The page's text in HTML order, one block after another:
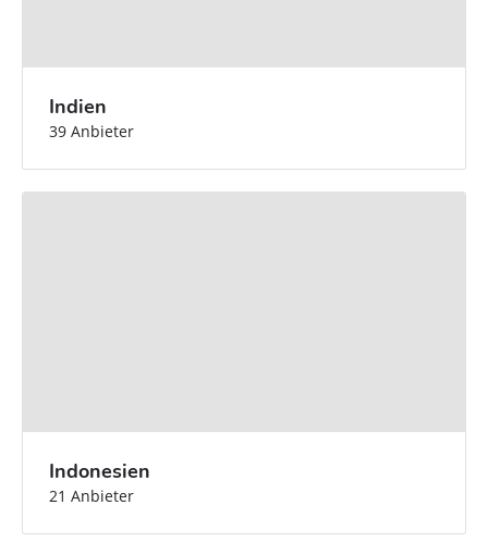
Indien
39 Anbieter
Indonesien
21 Anbieter